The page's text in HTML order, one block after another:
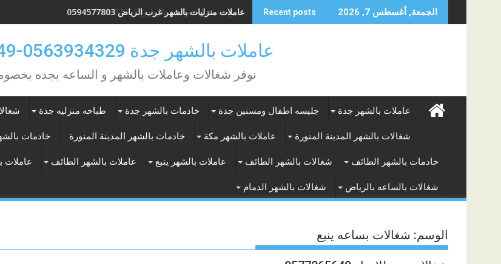
to
الجمعة, أغسطس 7, 2026 Recent posts عاملات منزليات بالشهر غرب الرياض 0594577803
عاملات بالشهر جدة 0563934329-0577265649
نوفر شغالات وعاملات بالشهر و الساعه بجده
عاملات بالشهر جدة جليسه اطفال ومسنين جدة خادمات بالشهر جدة طباخه منزليه جدة
شغالات بالشهر المدينة المنورة عاملات بالشهر مكة خادمات بالشهر المدينة المنورة خادمات
خادمات بالشهر الطائف شغالات بالشهر الطائف عاملات بالشهر ينبع عاملات بالشهر الطائف عاملات
شغالات بالساعه بالرياض شغالات بالشهر الدمام
الوسم: شغالات بساعه ينبع